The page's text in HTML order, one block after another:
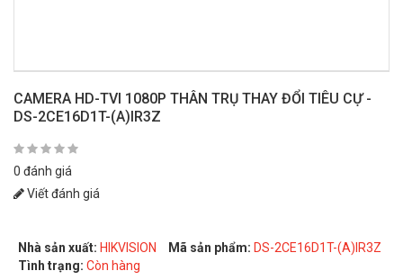
CAMERA HD-TVI 1080P THÂN TRỤ THAY ĐỔI TIÊU CỰ -
DS-2CE16D1T-(A)IR3Z
0 đánh giá
Viết đánh giá
Nhà sản xuất: HIKVISION Mã sản phẩm: DS-2CE16D1T-(A)IR3Z
Tình trạng: Còn hàng